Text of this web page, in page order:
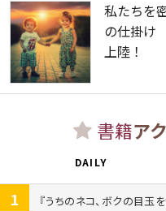
私たちを
の仕掛け
上陸！
書籍ア
DAILY
1
うちのネコ、ボクの目玉